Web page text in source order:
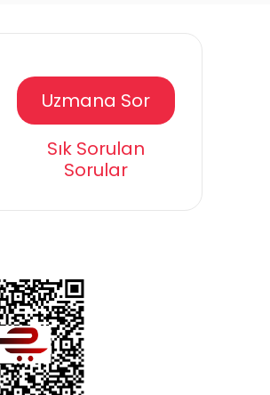
Uzmana Sor
Sık Sorulan
Sorular